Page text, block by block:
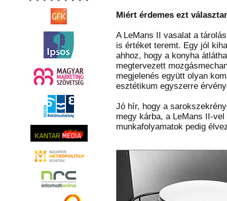
Miért érdemes ezt
A LeMans II vasalat a
is értéket teremt. Egy jól
ahhoz, hogy a konyha
megtervezett
megjelenés együtt olyan
esztétikum egyszerre
Jó hír, hogy a
megy kárba, a LeMans II-
munkafolyamatok pedig